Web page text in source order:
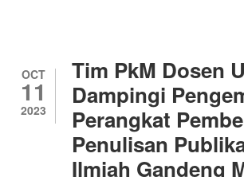
DI
BANTUL
OCT
11
2023
Tim PkM Dosen
Dampingi
Perangkat
Penulisan
Ilmiah Gandeng